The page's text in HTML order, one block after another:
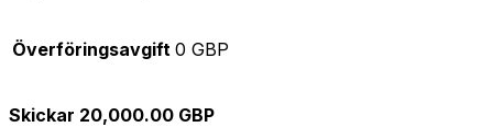
Överföringsavgift 0 GBP
Skickar 20,000.00 GBP